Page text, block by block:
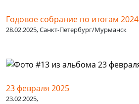
Годовое собрание по итогам 2024
28.02.2025, Санкт-Петербург/Мурманск
23 февраля 2025
23.02.2025,